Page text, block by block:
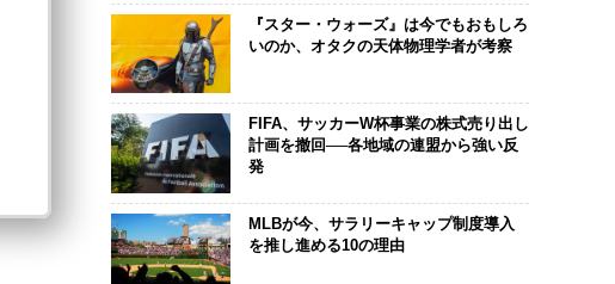
『スター・ウォーズ』は今でもおもしろ
いのか、オタクの天体物理学者が考察
FIFA、サッカーW杯事業の株式売り出し
計画を撤回──各地域の連盟から強い反
発
MLBが今、サラリーキャップ制度導入
を推し進める10の理由